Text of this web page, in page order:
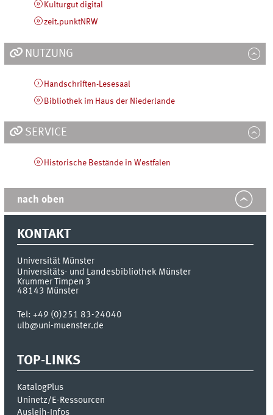
Kulturgut digital
zeit.punktNRW
NUTZUNG
Handschriften-Lesesaal
Bibliothek im Haus der Niederlande
SERVICE
Historische Bestände in Westfalen
nach oben
KONTAKT
Universität Münster
Universitäts- und Landesbibliothek Münster
Krummer Timpen 3
48143 Münster
Tel:+49 (0)251 83-24040
ulb@uni-muenster.de
TOP-LINKS
KatalogPlus
Uninetz/E-Ressourcen
Ausleih-Infos